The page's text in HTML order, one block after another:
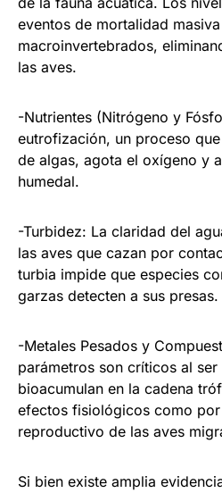
eventos de mortalidad
macroinvertebrados,
las aves.
-Nutrientes (Nitrógeno y
eutrofización, un proceso
de algas, agota el oxígeno y
humedal.
-Turbidez: La claridad del
las aves que cazan por
turbia impide que especies
garzas detecten a sus presas.
-Metales Pesados y
parámetros son críticos al
bioacumulan en la cadena
efectos fisiológicos como
reproductivo de las aves
Si bien existe amplia